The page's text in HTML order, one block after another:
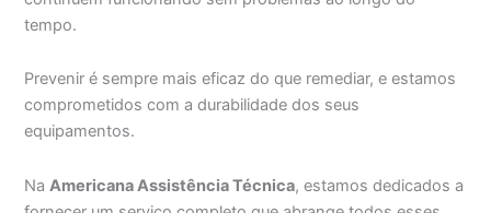
tempo.
Prevenir é sempre mais eficaz do que remediar, e estamos
comprometidos com a durabilidade dos seus
equipamentos.
NaAmericana Assistência Técnica, estamos dedicados a